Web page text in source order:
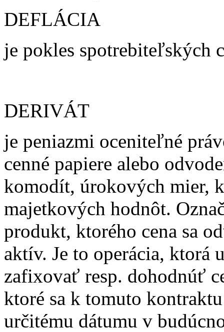
DEFLÁCIA
je pokles spotrebiteľských
DERIVÁT
je peniazmi oceniteľné
cenné papiere alebo
komodít, úrokových mier,
majetkových hodnôt.
produkt, ktorého cena sa
aktív. Je to operácia, ktorá
zafixovať resp. dohodnúť
ktoré sa k tomuto
určitému dátumu v